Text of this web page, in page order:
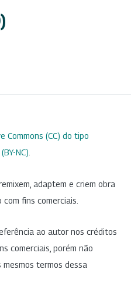
Commons (CC) do tipo
NC)
adaptem e criem obra
fins comerciais.
ao autor nos créditos
comerciais, porém não
termos dessa